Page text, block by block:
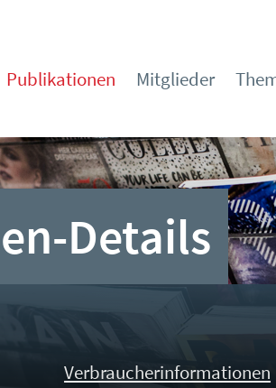
Publikationen Mitglieder
Details
Verbraucherinformationen